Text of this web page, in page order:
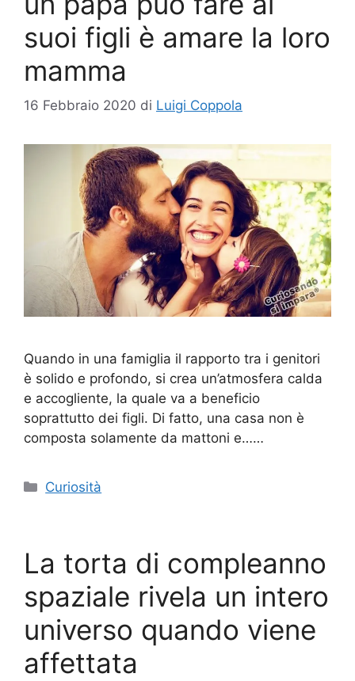
suoi figli è amare la loro
mamma
16 Febbraio 2020 di Luigi Coppola
Quando in una famiglia il rapporto tra i genitori
è solido e profondo, si crea un’atmosfera calda
e accogliente, la quale va a beneficio
soprattutto dei figli. Di fatto, una casa non è
composta solamente da mattoni e……
Categorie
Curiosità
La torta di compleanno
spaziale rivela un intero
universo quando viene
affettata